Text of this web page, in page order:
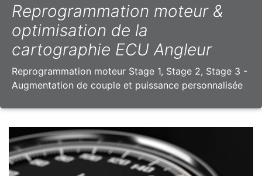
Reprogrammation moteur &
optimisation de la
cartographie ECU Angleur
Reprogrammation moteur Stage 1, Stage 2, Stage 3 -
Augmentation de couple et puissance personnalisée